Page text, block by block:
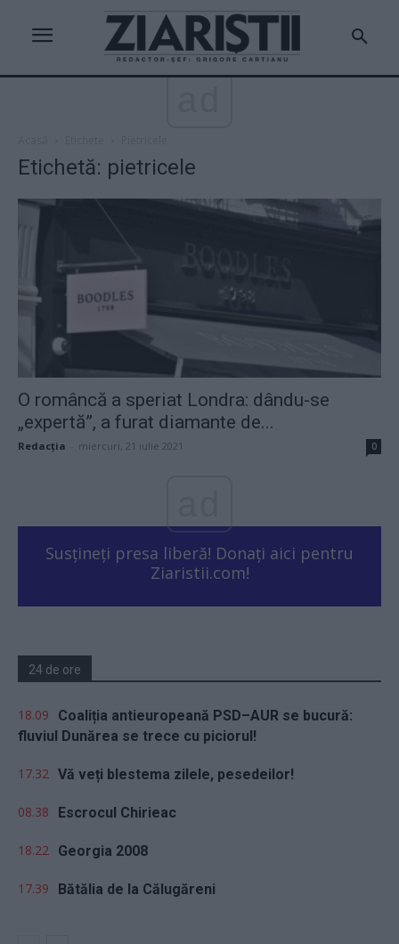
Etichetă: pietricele
O româncă a speriat Londra: dându-se
„expertă”, a furat diamante de...
Redacţia miercuri, 21 iulie 2021 0
Susțineți presa liberă! Donați aici pentru
Ziaristii.com!
24 de ore
18.09
Coaliția antieuropeană PSD–AUR se bucură:
fluviul Dunărea se trece cu piciorul!
17.32 Vă veți blestema zilele, pesedeilor!
08.38 Escrocul Chirieac
18.22 Georgia 2008
17.39 Bătălia de la Călugăreni